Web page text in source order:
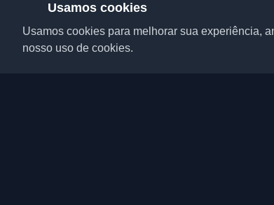
Usamos cookies
Usamos cookies para melhorar sua experiência,
nosso uso de cookies.